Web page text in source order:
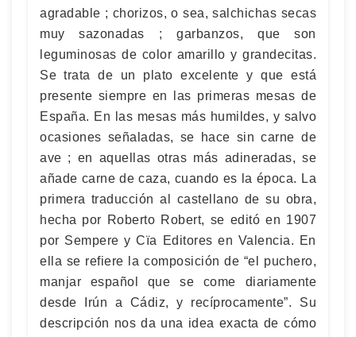
agradable ; chorizos, o sea, salchichas secas
muy sazonadas ; garbanzos, que son
leguminosas de color amarillo y grandecitas.
Se trata de un plato excelente y que está
presente siempre en las primeras mesas de
España. En las mesas más humildes, y salvo
ocasiones señaladas, se hace sin carne de
ave ; en aquellas otras más adineradas, se
añade carne de caza, cuando es la época. La
primera traducción al castellano de su obra,
hecha por Roberto Robert, se editó en 1907
por Sempere y Cïa Editores en Valencia. En
ella se refiere la composición de “el puchero,
manjar español que se come diariamente
desde Irún a Cádiz, y recíprocamente”. Su
descripción nos da una idea exacta de cómo